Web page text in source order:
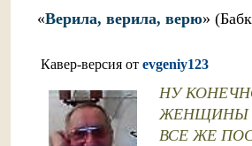
«Верила, верила, верю»
Кавер-версия от evgeniy123
НУ
ЖЕНЩИНЫ
ВСЕ ЖЕ